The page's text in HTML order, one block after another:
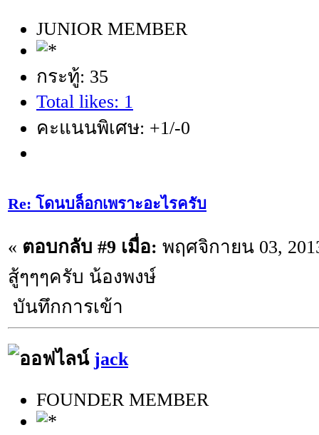
JUNIOR MEMBER
กระทู้: 35
Total likes: 1
คะแนนพิเศษ: +1/-0
Re: โดนบล็อกเพราะอะไรครับ
« ตอบกลับ #9 เมื่อ: พฤศจิกายน 03,
สู้ๆๆๆครับ น้องพงษ์
บันทึกการเข้า
jack
FOUNDER MEMBER